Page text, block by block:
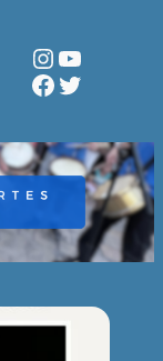
Instagram
YouTube
Facebook
Twitter